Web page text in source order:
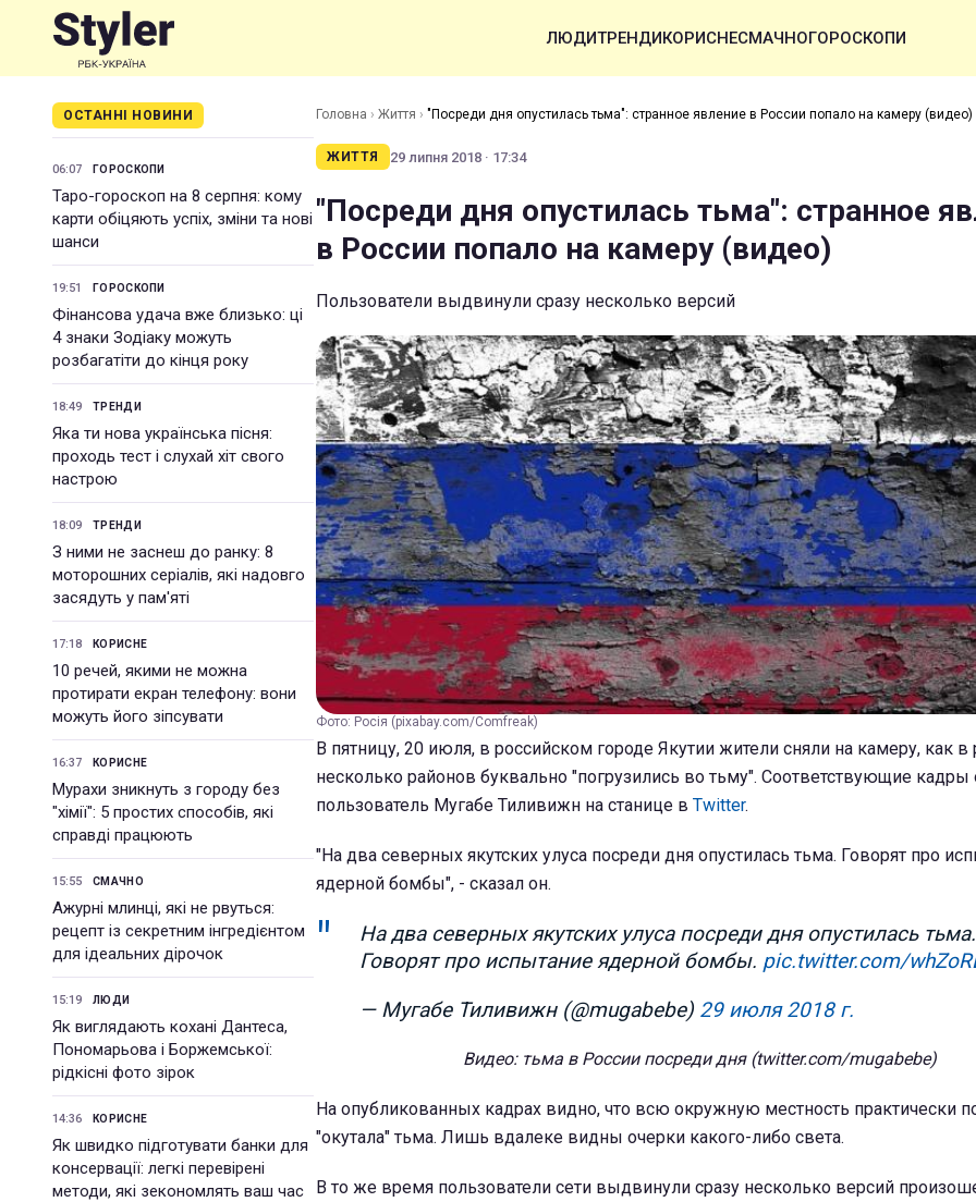
ЛЮДИТРЕНДИКОРИСНЕСМАЧНОГОРОСКОПИ
ОСТАННІ НОВИНИ
06:07 ГОРОСКОПИ
Таро-гороскоп на 8 серпня: кому
карти обіцяють успіх, зміни та нові
шанси
19:51 ГОРОСКОПИ
Фінансова удача вже близько: ці
4 знаки Зодіаку можуть
розбагатіти до кінця року
18:49 ТРЕНДИ
Яка ти нова українська пісня:
проходь тест і слухай хіт свого
настрою
18:09 ТРЕНДИ
З ними не заснеш до ранку: 8
моторошних серіалів, які надовго
засядуть у пам'яті
17:18 КОРИСНЕ
10 речей, якими не можна
протирати екран телефону: вони
можуть його зіпсувати
16:37 КОРИСНЕ
Мурахи зникнуть з городу без
"хімії": 5 простих способів, які
справді працюють
15:55 СМАЧНО
Ажурні млинці, які не рвуться:
рецепт із секретним інгредієнтом
для ідеальних дірочок
15:19 ЛЮДИ
Як виглядають кохані Дантеса,
Пономарьова і Боржемської:
рідкісні фото зірок
14:36 КОРИСНЕ
Як швидко підготувати банки для
консервації: легкі перевірені
методи, які зекономлять ваш час
Головна › Життя › "Посреди дня опустилась тьма": странное явление в России попало на камеру (видео)
ЖИТТЯ 29 липня 2018 · 17:34
"Посреди дня опустилась тьма": странное
в России попало на камеру (видео)
Пользователи выдвинули сразу несколько версий
Фото: Росія (pixabay.com/Comfreak)
В пятницу, 20 июля, в российском городе Якутии жители сняли на камеру, как в
несколько районов буквально "погрузились во тьму". Соответствующие кадры
пользователь Мугабе Тиливижн на станице в Twitter.
"На два северных якутских улуса посреди дня опустилась тьма. Говорят про
ядерной бомбы", - сказал он.
На два северных якутских улуса посреди дня опустилась тьма.
Говорят про испытание ядерной бомбы. pic.twitter.com/
— Мугабе Тиливижн (@mugabebe) 29 июля 2018 г.
Видео: тьма в России посреди дня (twitter.com/mugabebe)
На опубликованных кадрах видно, что всю окружную местность практически
"окутала" тьма. Лишь вдалеке видны очерки какого-либо света.
В то же время пользователи сети выдвинули сразу несколько версий